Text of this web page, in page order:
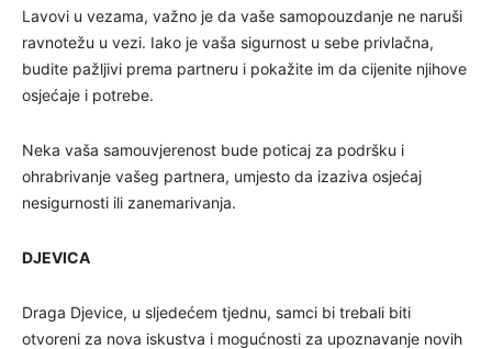
Lavovi u vezama, važno je da vaše samopouzdanje ne naruši
ravnotežu u vezi. Iako je vaša sigurnost u sebe privlačna,
budite pažljivi prema partneru i pokažite im da cijenite njihove
osjećaje i potrebe.
Neka vaša samouvjerenost bude poticaj za podršku i
ohrabrivanje vašeg partnera, umjesto da izaziva osjećaj
nesigurnosti ili zanemarivanja.
DJEVICA
Draga Djevice, u sljedećem tjednu, samci bi trebali biti
otvoreni za nova iskustva i mogućnosti za upoznavanje novih